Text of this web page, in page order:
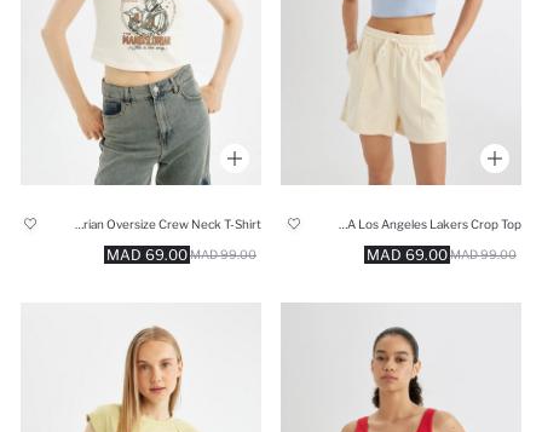
69.00 MAD 99.00 MAD
69.00 MAD 99.00 MAD